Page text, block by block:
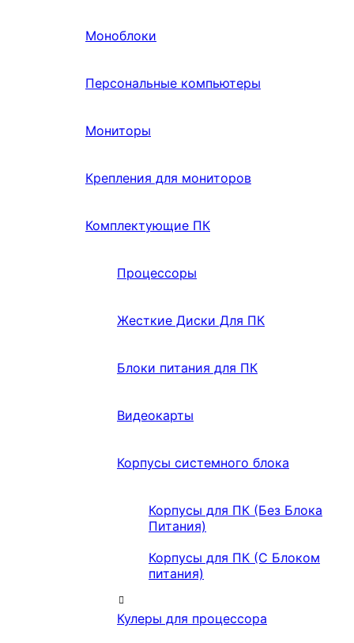
Моноблоки
Персональные компьютеры
Мониторы
Крепления для мониторов
Комплектующие ПК
Процессоры
Жесткие Диски Для ПК
Блоки питания для ПК
Видеокарты
Корпусы системного блока
Корпусы для ПК (Без Блока
Питания)
Корпусы для ПК (С Блоком
питания)
Кулеры для процессора